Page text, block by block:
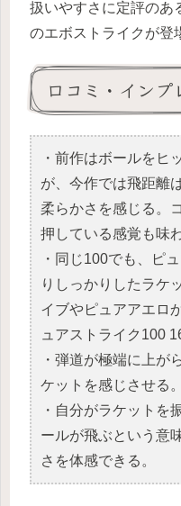
扱いやすさに定評のあ
のエボストライクが登
口コミ・インプ
・前作はボールをヒ
が、今作では飛距離
柔らかさを感じる。
押している感覚も味
・同じ100でも、ピ
りしっかりしたラケ
イブやピュアアエロ
ュアストライク100
・弾道が極端に上が
ケットを感じさせる。
・自分がラケットを
ールが飛ぶという意
さを体感できる。